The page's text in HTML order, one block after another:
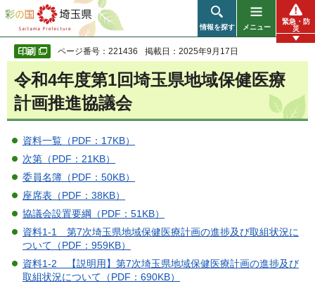
彩の国 埼玉県
情報を探す メニュー
緊急・防
災
ページ番号：221436 掲載日：2025年9月17日
令和4年度第1回埼玉県地域保健医療
計画推進協議会
資料一覧（PDF：17KB）
次第（PDF：21KB）
委員名簿（PDF：50KB）
座席表（PDF：38KB）
協議会設置要綱（PDF：51KB）
資料1-1 第7次埼玉県地域保健医療計画の進捗及び取組状況に
ついて（PDF：959KB）
資料1-2 【説明用】第7次埼玉県地域保健医療計画の進捗及び
取組状況について（PDF：690KB）